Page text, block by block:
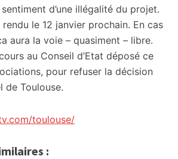
d’une illégalité du projet.
le 12 janvier prochain. En cas
aura la voie – quasiment – libre.
au Conseil d’Etat déposé ce
pour refuser la décision
de Toulouse.
toulouse/
: